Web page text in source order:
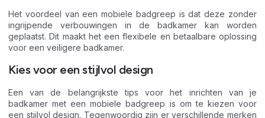
Het voordeel van een mobiele badgreep is dat deze zonder
ingrijpende verbouwingen in de badkamer kan worden
geplaatst. Dit maakt het een flexibele en betaalbare oplossing
voor een veiligere badkamer.
Kies voor een stijlvol design
Een van de belangrijkste tips voor het inrichten van je
badkamer met een mobiele badgreep is om te kiezen voor
een stijlvol design. Tegenwoordig zijn er verschillende merken